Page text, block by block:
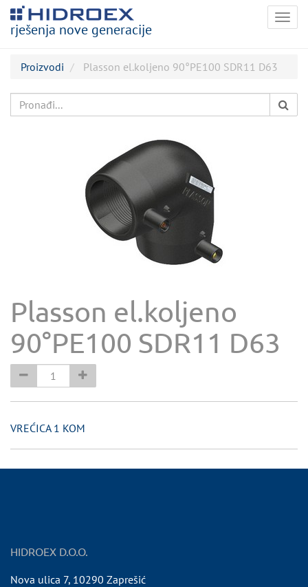
rješenja nove generacije
Proizvodi Plasson el.koljeno 90°PE100 SDR11 D63
Plasson el.koljeno
90°PE100 SDR11 D63
VREĆICA 1 KOM
HIDROEX D.O.O.
Nova ulica 7, 10290 Zaprešić